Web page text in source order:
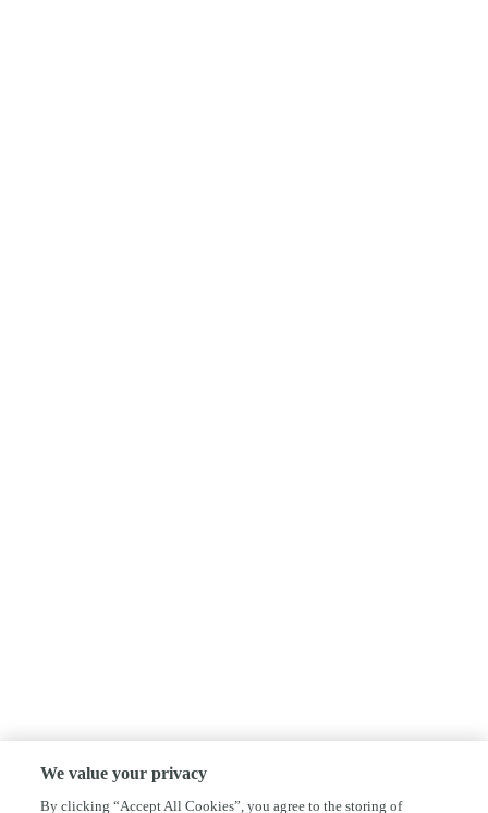
We value your privacy
By clicking “Accept All Cookies”, you agree to the storing of